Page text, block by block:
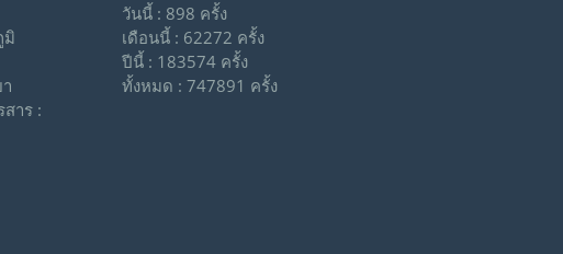
มิ
าร :
วันนี้ : 898 ครั้ง
เดือนนี้ : 62272 ครั้ง
ปีนี้ : 183574 ครั้ง
ทั้งหมด : 747891 ครั้ง